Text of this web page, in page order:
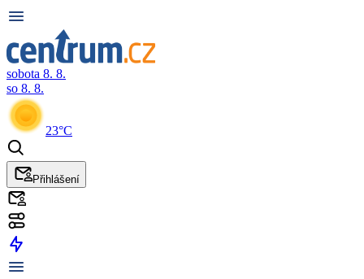
sobota 8. 8.
so 8. 8.
23°C
Přihlášení